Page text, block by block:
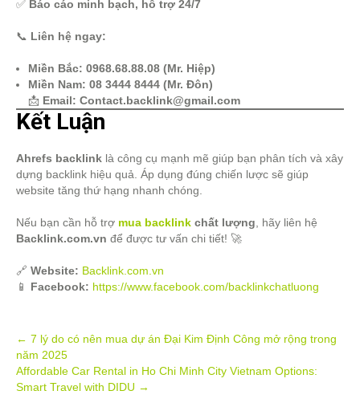
✅ Báo cáo minh bạch, hỗ trợ 24/7
📞 Liên hệ ngay:
Miền Bắc: 0968.68.88.08 (Mr. Hiệp)
Miền Nam: 08 3444 8444 (Mr. Đôn)
📩 Email: Contact.backlink@gmail.com
Kết Luận
Ahrefs backlink là công cụ mạnh mẽ giúp bạn phân tích và xây
dựng backlink hiệu quả. Áp dụng đúng chiến lược sẽ giúp
website tăng thứ hạng nhanh chóng.
Nếu bạn cần hỗ trợ mua backlink chất lượng , hãy liên hệ
Backlink.com.vn để được tư vấn chi tiết! 🚀
🔗 Website: Backlink.com.vn
📱 Facebook: https://www.facebook.com/backlinkchatluong
Post
navigation
← 7 lý do có nên mua dự án Đại Kim Định Công mở rộng trong
năm 2025
Affordable Car Rental in Ho Chi Minh City Vietnam Options:
Smart Travel with DIDU →